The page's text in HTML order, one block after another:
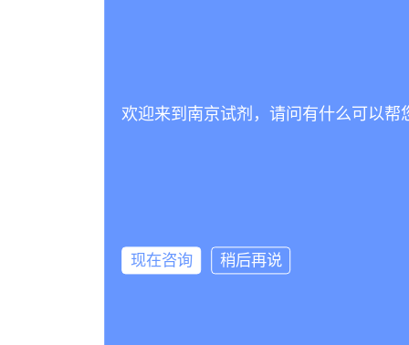
欢迎来到南京试剂，请问有什么可以帮
现在咨询 稍后再说